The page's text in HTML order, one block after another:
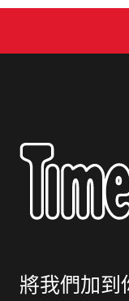
將我們加到